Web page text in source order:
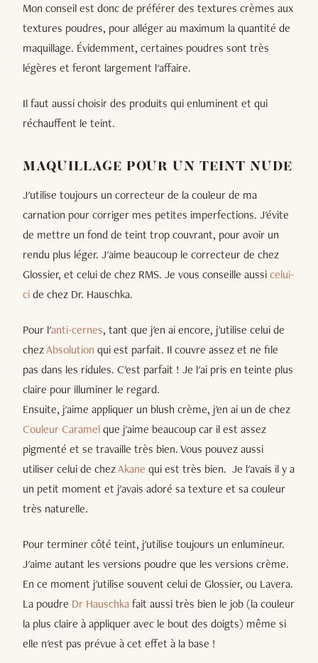
Mon conseil est donc de préférer des textures crèmes aux
textures poudres, pour alléger au maximum la quantité de
maquillage. Évidemment, certaines poudres sont très
légères et feront largement l'affaire.
Il faut aussi choisir des produits qui enluminent et qui
réchauffent le teint.
MAQUILLAGE POUR UN TEINT NUDE
J'utilise toujours un correcteur de la couleur de ma
carnation pour corriger mes petites imperfections. J'évite
de mettre un fond de teint trop couvrant, pour avoir un
rendu plus léger. J'aime beaucoup le correcteur de chez
Glossier, et celui de chez RMS. Je vous conseille aussicelui-
cide chez Dr. Hauschka.
Pour l'anti-cernes, tant que j'en ai encore, j'utilise celui de
chezAbsolution qui est parfait. Il couvre assez et ne file
pas dans les ridules. C'est parfait ! Je l'ai pris en teinte plus
claire pour illuminer le regard.
Ensuite, j'aime appliquer un blush crème, j'en ai un de chez
Couleur Caramelque j'aime beaucoup car il est assez
pigmenté et se travaille très bien. Vous pouvez aussi
utiliser celui de chezAkane qui est très bien. Je l'avais il y a
un petit moment et j'avais adoré sa texture et sa couleur
très naturelle.
Pour terminer côté teint, j'utilise toujours un enlumineur.
J'aime autant les versions poudre que les versions crème.
En ce moment j'utilise souvent celui de Glossier, ou Lavera.
La poudre Dr Hauschkafait aussi très bien le job (la couleur
la plus claire à appliquer avec le bout des doigts) même si
elle n'est pas prévue à cet effet à la base !